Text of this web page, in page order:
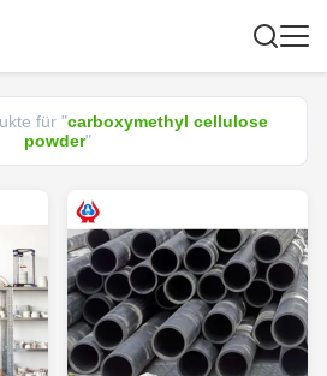
für "carboxymethyl cellulose
powder"